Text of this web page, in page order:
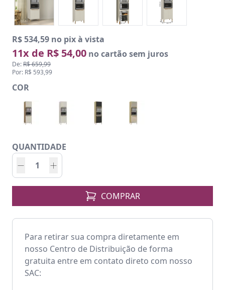
R$ 534,59 no pix à vista
11x de R$ 54,00 no cartão sem juros
De:R$ 659,99
Por: R$ 593,99
COR
QUANTIDADE
COMPRAR
Para retirar sua compra diretamente em
nosso Centro de Distribuição de forma
gratuita entre em contato direto com nosso
SAC: